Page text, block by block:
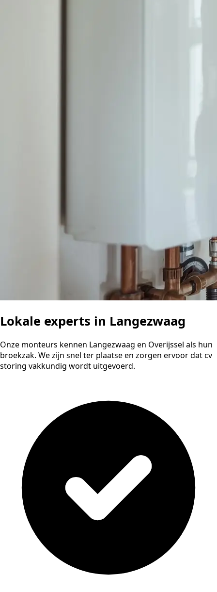
Lokale experts in Langezwaag
Onze monteurs kennen Langezwaag en Overijssel als hun
broekzak. We zijn snel ter plaatse en zorgen ervoor dat cv
storing vakkundig wordt uitgevoerd.